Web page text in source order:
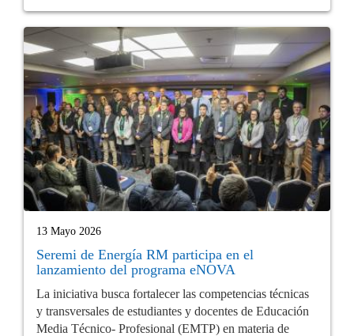
13 Mayo 2026
Seremi de Energía RM participa en el
lanzamiento del programa eNOVA
La iniciativa busca fortalecer las competencias técnicas
y transversales de estudiantes y docentes de Educación
Media Técnico- Profesional (EMTP) en materia de